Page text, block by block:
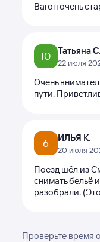
Вагон очень
10 Татьяна С.
22 июля
Очень
пути.
6 ИЛЬЯ К.
20 июля
Поезд шёл из
снимать бельё
разобрали.
Проверьте время